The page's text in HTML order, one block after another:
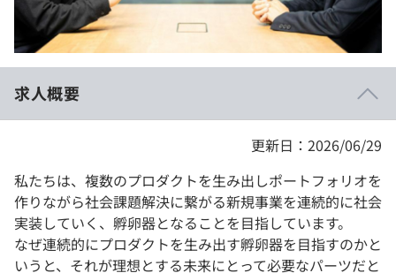
法人向けプラン
契約内容・クーポン
求人概要
更新日：2026/06/29
私たちは、複数のプロダクトを生み出しポートフォリオを
作りながら社会課題解決に繋がる新規事業を連続的に社会
実装していく、孵卵器となることを目指しています。
なぜ連続的にプロダクトを生み出す孵卵器を目指すのかと
いうと、それが理想とする未来にとって必要なパーツだと